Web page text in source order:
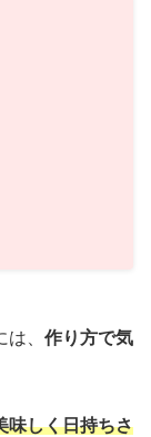
、 作り方で気
味しく日持ちさ